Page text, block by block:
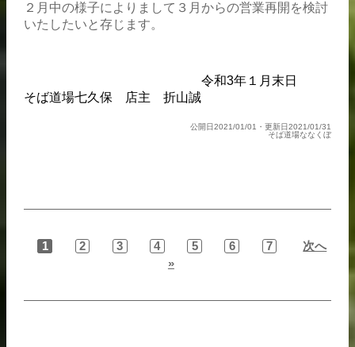
２月中の様子によりまして３月からの営業再開を検討
いたしたいと存じます。
令和3年１月末日
そば道場七久保 店主 折山誠
公開日2021/01/01・更新日2021/01/31
そば道場ななくぼ
1 2 3 4 5 6 7
次へ
»